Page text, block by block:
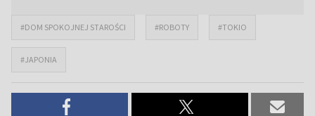
#DOM SPOKOJNEJ STAROŚCI #ROBOTY #TOKIO
#JAPONIA